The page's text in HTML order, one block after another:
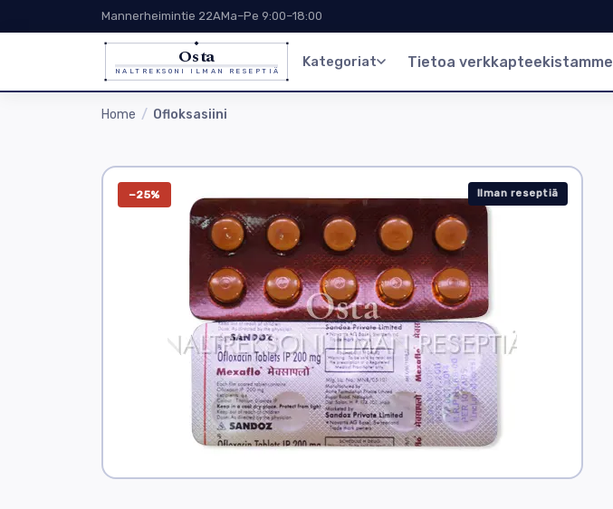
Mannerheimintie 22AMa–Pe 9:00–18:00
Osta
NALTREKSONI ILMAN RESEPTIÄ
Kategoriat Tietoa verkkapteekistamme
Home Ofloksasiini
−25% Ilman reseptiä